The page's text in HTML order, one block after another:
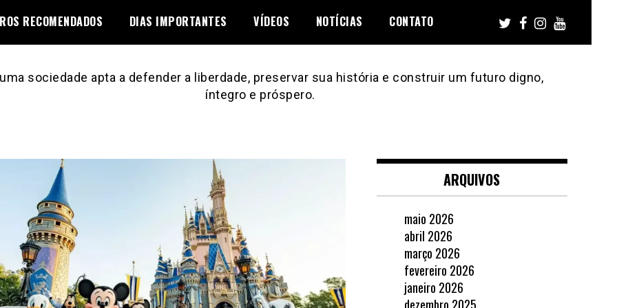
RECOMENDADOS DIAS IMPORTANTES VÍDEOS NOTÍCIAS CONTATO
sociedade apta a defender a liberdade, preservar sua história e construir um futuro digno,
íntegro e próspero.
ARQUIVOS
maio 2026
abril 2026
março 2026
fevereiro 2026
janeiro 2026